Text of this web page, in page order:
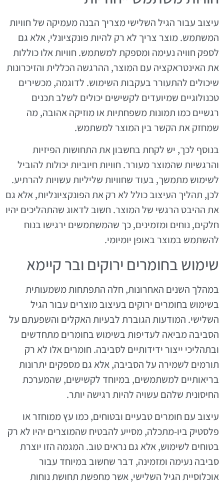
עיצוב עבור הגיל השלישי מצריך הבנה מעמיקה של חוויות
המשתמש. מוצר צריך לא רק להיות פונקציונלי, אלא גם
לספק חוויה נעימה ומספקת למשתמש. חוויות אלו כוללות
את האינטראקציה עם המוצר, ההרגשה הכללית והזיכרונות
שיכולים להתעורר בעקבות השימוש. לדוגמה, מכשירים
טכנולוגיים שמיועדים לקשישים יכולים לשלב תכנים
רגשיים כמו תמונות משפחתיות או מוזיקה אהובה, מה
שמחזק את הקשר בין המוצר למשתמש.
בנוסף לכך, יש לקחת בחשבון את התחושות הפיזיות
והרגשיות שהמוצר מעורר. חוויות חיוביות יכולות להוביל
לשימוש מתמשך, בעוד שחוויות שליליות עשויות להרתיע.
לכן, תהליך העיצוב כולל לא רק את הפונקציונליות, אלא גם
את ההיבט הרגשי של המוצר. חשוב לדאוג שהתהליכים יהיו
חלקים, נוחים ומזמינים, כך שהמשתמשים ירגישו בנוח
להשתמש במוצר באופן יומיומי.
שימוש בחומרים ירוקים ובר קיימא
במהלך השנים האחרונות, חלה התפתחות משמעותית
בשימוש בחומרים ירוקים בעיצוב מוצרים עבור הגיל
השלישי. המודעות הגוברת לבעיות האקלים והשפעתם על
הסביבה מביאה לעדיפות בשימוש בחומרים מתחדשים
ובתהליכי ייצור ידידותיים לסביבה. חומרים אלו לא רק
תורמים לשמירה על הסביבה, אלא גם מספקים יתרונות
בריאותיים למשתמשים, במיוחד לקשישים, שהמערכת
החיסונית שלהם עשויה להיות רגישה יותר.
עיצוב עם חומרים טבעיים ובטוחים, כמו עץ ממוחזר או
פלסטיק ביו-מתכלה, מסייע להבטיח שהמוצרים יהיו לא רק
בטוחים לשימוש, אלא גם נראים טוב. המגמה הזו יוצרת
סביבה נעימה ומזמינה, דבר שחשוב במיוחד עבור
אוכלוסיית הגיל השלישי, אשר מחפשת תחושת נוחות